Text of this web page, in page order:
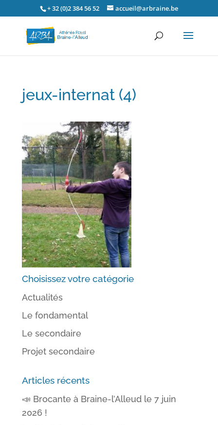
+ 32 (0)2 384 56 52 accueil@arbraine.be
jeux-internat (4)
Choisissez votre catégorie
Actualités
Le fondamental
Le secondaire
Projet secondaire
Articles récents
📣 Brocante à Braine-l’Alleud le 7 juin
2026 !